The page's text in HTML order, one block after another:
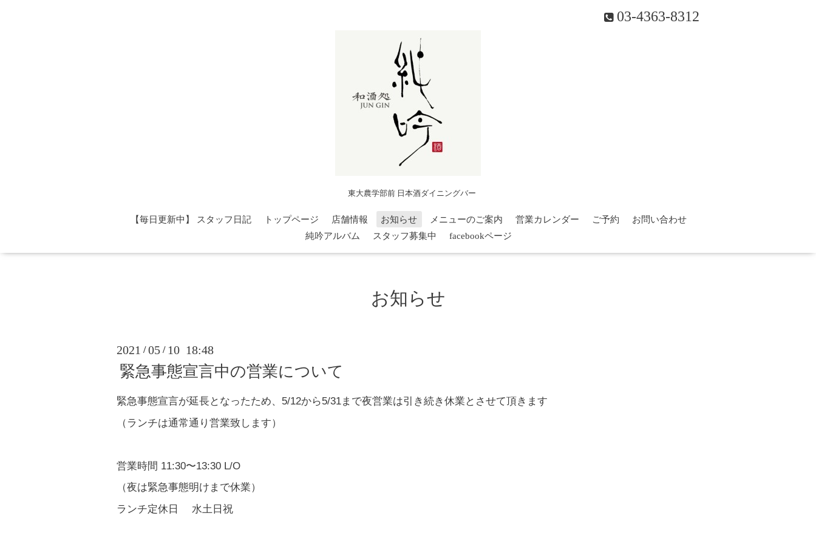
03-4363-8312
東大農学部前 日本酒ダイニングバー
【毎日更新中】 スタッフ日記 トップページ 店舗情報 お知らせ メニューのご案内 営業カレンダー ご予約
お問い合わせ
純吟アルバム
スタッフ募集中 facebookページ
お知らせ
2021 /05 / 10 18:48
緊急事態宣言中の営業について
緊急事態宣言が延長となったため、5/12から5/31まで夜営業は引き続き休業とさせて頂きます
（ランチは通常通り営業致します）
営業時間 11:30〜13:30 L/O
（夜は緊急事態明けまで休業）
ランチ定休日 水土日祝